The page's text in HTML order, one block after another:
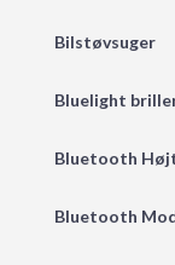
Bilstøvsuger
Bluelight
Bluetooth
Bluetooth